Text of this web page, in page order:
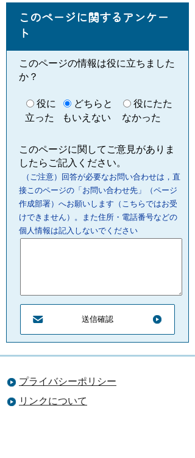
このページに関するアンケー
ト
このページの情報は役に立ちました
か？
役に
立った
どちらと
もいえない
役にたた
なかった
このページに関してご意見がありま
したらご記入ください。
（ご注意）回答が必要なお問い合わせは，直
接このページの「お問い合わせ先」（ページ
作成部署）へお願いします（こちらではお受
けできません）。また住所・電話番号などの
個人情報は記入しないでください
プライバシーポリシー
リンクについて